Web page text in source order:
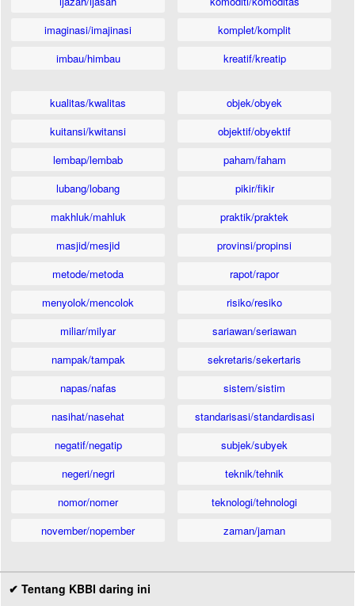
imaginasi/imajinasi
imbau/himbau
komplet/komplit
kreatif/kreatip
kualitas/kwalitas
kuitansi/kwitansi
lembap/lembab
lubang/lobang
makhluk/mahluk
masjid/mesjid
metode/metoda
menyolok/mencolok
miliar/milyar
nampak/tampak
napas/nafas
nasihat/nasehat
negatif/negatip
negeri/negri
nomor/nomer
november/nopember
objek/obyek
objektif/obyektif
paham/faham
pikir/fikir
praktik/praktek
provinsi/propinsi
rapot/rapor
risiko/resiko
sariawan/seriawan
sekretaris/sekertaris
sistem/sistim
standarisasi/standardisasi
subjek/subyek
teknik/tehnik
teknologi/tehnologi
zaman/jaman
✔ Tentang KBBI daring ini